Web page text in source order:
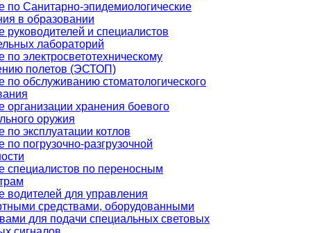
по Санитарно-эпидемиологические
в образовании
руководителей и специалистов
лабораторий
по электросветотехническому
полетов (ЭСТОП)
по обслуживанию стоматологического
организации хранения боевого
оружия
по эксплуатации котлов
по погрузочно-разгрузочной
специалистов по переносным
водителей для управления
средствами, оборудованными
для подачи специальных световых